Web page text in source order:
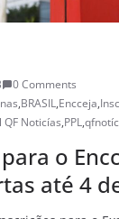
0 Comments
,BRASIL,Encceja,
QF Noticías,PPL,
o
até 4